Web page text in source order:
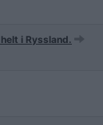
i Ryssland.